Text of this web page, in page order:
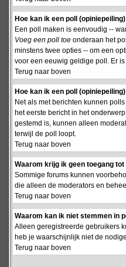
Hoe kan ik een poll
Een poll maken is eenvoudig --
Voeg een poll toe onderaan het
minstens twee opties -- om een
voor een eeuwig geldige poll. Er
Terug naar boven
Hoe kan ik een poll
Net als met berichten kunnen
het eerste bericht in het
gestemd is, kunnen alleen
terwijl de poll loopt.
Terug naar boven
Waarom krijg ik geen toegang
Sommige forums kunnen
die alleen de moderators en
Terug naar boven
Waarom kan ik niet stemmen in
Alleen geregistreerde gebruikers
heb je waarschijnlijk niet de
Terug naar boven